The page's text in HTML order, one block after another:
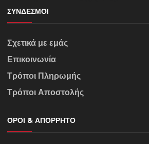
ΣΎΝΔΕΣΜΟΙ
Σχετικά με εμάς
Επικοινωνία
Τρόποι Πληρωμής
Τρόποι Αποστολής
ΌΡΟΙ & ΑΠΌΡΡΗΤΟ